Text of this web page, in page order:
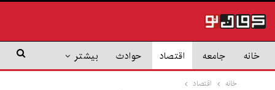
خانه جامعه اقتصاد حوادث بیشتر
خانه
اقتصاد